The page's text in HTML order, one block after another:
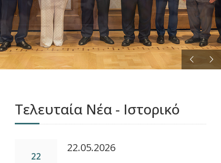
ΠΕΡΙΣΣΟΤΕΡΑ
Τελευταία Νέα - Ιστορικό
22
22.05.2026